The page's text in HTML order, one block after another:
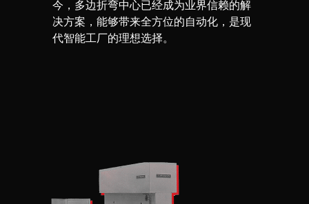
今，多边折弯中心已经成为业界信赖的解
决方案，能够带来全方位的自动化，是现
代智能工厂的理想选择。